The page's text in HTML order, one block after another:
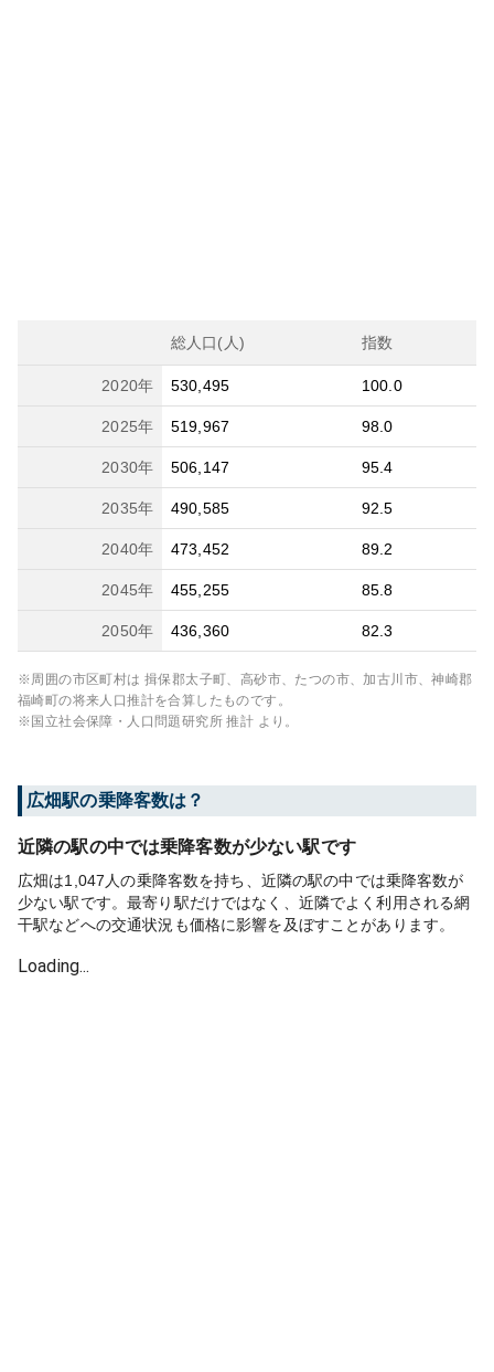
総人口(人) 指数
2020年 530,495 100.0
2025年 519,967 98.0
2030年 506,147 95.4
2035年 490,585 92.5
2040年 473,452 89.2
2045年 455,255 85.8
2050年 436,360 82.3
※周囲の市区町村は 揖保郡太子町、高砂市、たつの市、加古川市、神崎郡
福崎町の将来人口推計を合算したものです。
※国立社会保障・人口問題研究所 推計 より。
広畑駅の乗降客数は？
近隣の駅の中では乗降客数が少ない駅です
広畑は1,047人の乗降客数を持ち、近隣の駅の中では乗降客数が
少ない駅です。最寄り駅だけではなく、近隣でよく利用される網
干駅などへの交通状況も価格に影響を及ぼすことがあります。
Loading...